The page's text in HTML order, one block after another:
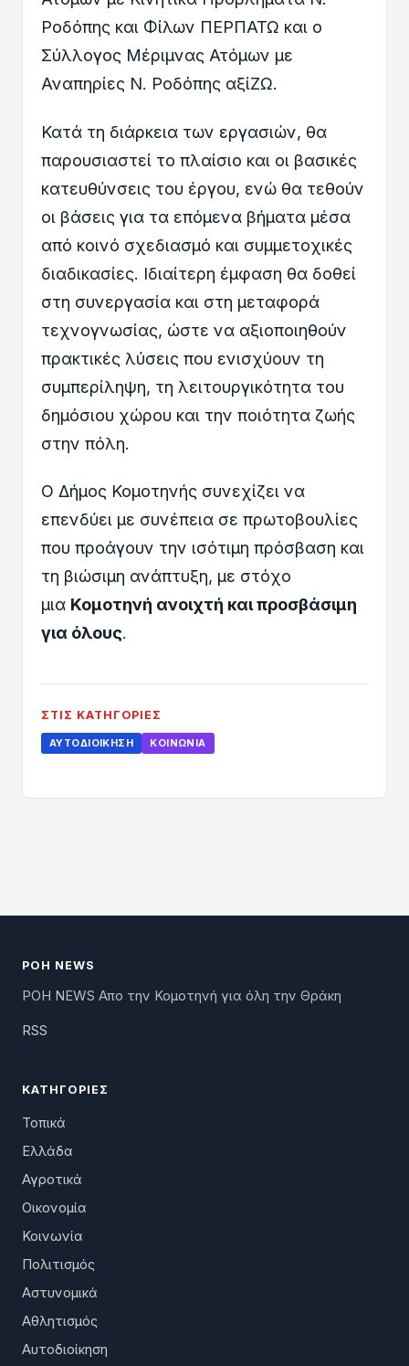
Ροδόπης και Φίλων ΠΕΡΠΑΤΩ και ο
Σύλλογος Μέριμνας Ατόμων με
Αναπηρίες Ν. Ροδόπης αξίΖΩ.
Κατά τη διάρκεια των εργασιών, θα
παρουσιαστεί το πλαίσιο και οι βασικές
κατευθύνσεις του έργου, ενώ θα τεθούν
οι βάσεις για τα επόμενα βήματα μέσα
από κοινό σχεδιασμό και συμμετοχικές
διαδικασίες. Ιδιαίτερη έμφαση θα δοθεί
στη συνεργασία και στη μεταφορά
τεχνογνωσίας, ώστε να αξιοποιηθούν
πρακτικές λύσεις που ενισχύουν τη
συμπερίληψη, τη λειτουργικότητα του
δημόσιου χώρου και την ποιότητα ζωής
στην πόλη.
Ο Δήμος Κομοτηνής συνεχίζει να
επενδύει με συνέπεια σε πρωτοβουλίες
που προάγουν την ισότιμη πρόσβαση και
τη βιώσιμη ανάπτυξη, με στόχο
μια Κομοτηνή ανοιχτή και προσβάσιμη
για όλους.
ΣΤΙΣ ΚΑΤΗΓΟΡΊΕΣ
ΑΥΤΟΔΙΟΊΚΗΣΗ ΚΟΙΝΩΝΊΑ
ΡΟΗ NEWS
ΡΟΗ NEWS Απο την Κομοτηνή για όλη την Θράκη
RSS
ΚΑΤΗΓΟΡΊΕΣ
Τοπικά
Ελλάδα
Αγροτικά
Οικονομία
Κοινωνία
Πολιτισμός
Αστυνομικά
Αθλητισμός
Αυτοδιοίκηση